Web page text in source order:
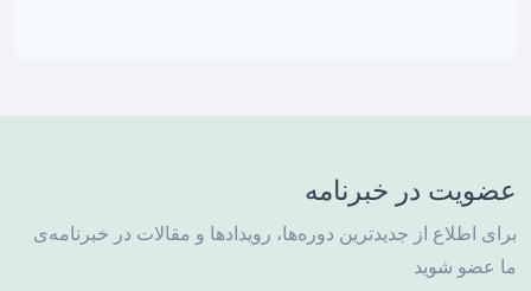
عضویت در خبرنامه
برای اطلاع از جدیدترین دوره‌ها، رویدادها و مقالات در خبرنامه‌ی
ما عضو شوید